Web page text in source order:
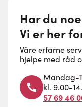
Har du
Vi er her
Våre erfarne
hjelpe med råd
Mandag-
kl. 9.00-
57 69 46